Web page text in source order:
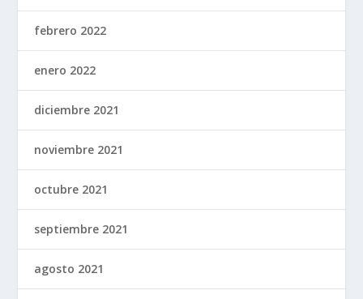
febrero 2022
enero 2022
diciembre 2021
noviembre 2021
octubre 2021
septiembre 2021
agosto 2021